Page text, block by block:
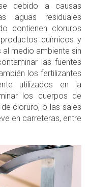
debido a causas
aguas residuales
contienen cloruros
químicos y
al medio ambiente sin
las fuentes
los fertilizantes
utilizados en la
los cuerpos de
cloruro, o las sales
en carreteras, entre